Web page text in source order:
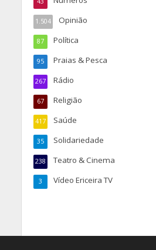
Opinião
1.504
Política
87
Praias & Pesca
95
Rádio
267
Religião
67
Saúde
417
Solidariedade
35
Teatro & Cinema
238
Vídeo Ericeira TV
3